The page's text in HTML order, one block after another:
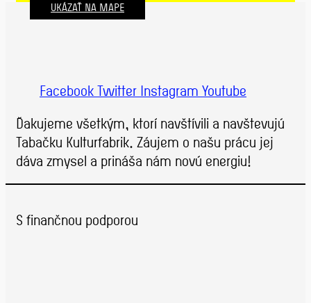
UKÁZAŤ NA MAPE
Facebook Twitter Instagram Youtube
Ďakujeme všetkým, ktorí navštívili a navštevujú
Tabačku Kulturfabrik. Záujem o našu prácu jej
dáva zmysel a prináša nám novú energiu!
S finančnou podporou